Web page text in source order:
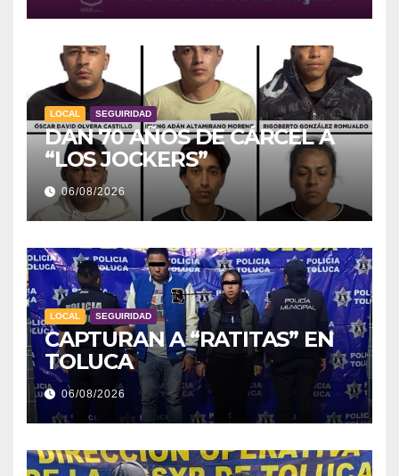
LOCAL SEGUIRIDAD
DAN 70 AÑOS DE CÁRCEL A
“LOS JOCKERS”
06/08/2026
LOCAL SEGUIRIDAD
CAPTURAN A “RATITAS” EN
TOLUCA
06/08/2026